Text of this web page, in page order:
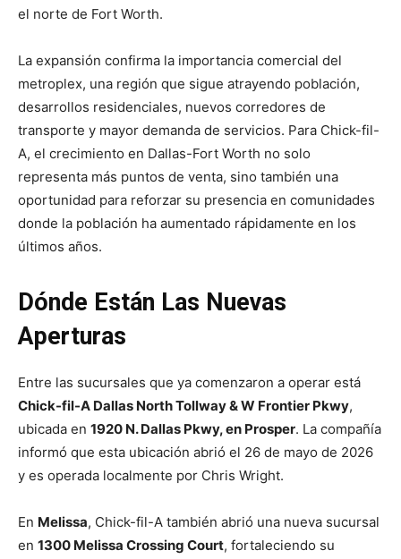
el norte de Fort Worth.
La expansión confirma la importancia comercial del
metroplex, una región que sigue atrayendo población,
desarrollos residenciales, nuevos corredores de
transporte y mayor demanda de servicios. Para Chick-fil-
A, el crecimiento en Dallas-Fort Worth no solo
representa más puntos de venta, sino también una
oportunidad para reforzar su presencia en comunidades
donde la población ha aumentado rápidamente en los
últimos años.
Dónde Están Las Nuevas
Aperturas
Entre las sucursales que ya comenzaron a operar está
Chick-fil-A Dallas North Tollway & W Frontier Pkwy,
ubicada en 1920 N. Dallas Pkwy, en Prosper. La compañía
informó que esta ubicación abrió el 26 de mayo de 2026
y es operada localmente por Chris Wright.
En Melissa, Chick-fil-A también abrió una nueva sucursal
en 1300 Melissa Crossing Court, fortaleciendo su